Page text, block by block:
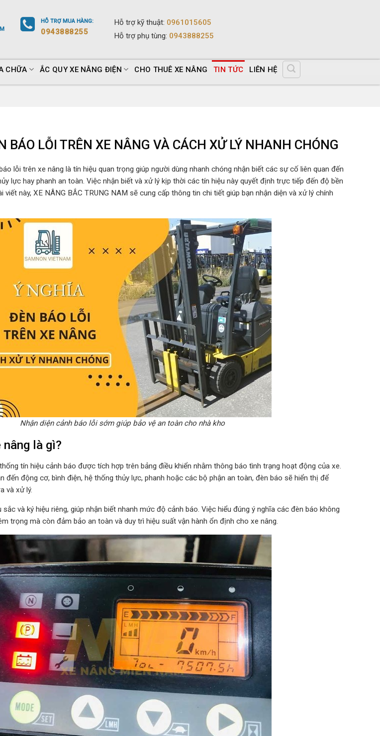
Hỗ trợ kỹ thuật: 0961015605
Hỗ trợ phụ tùng: 0943888255
HỖ TRỢMUA HÀNG:
0943888255
CHỮA ẮC QUY XE NÂNG ĐIỆN CHO THUÊ XE NÂNG TIN TỨC LIÊN HỆ
BÁO LỖI TRÊN XE NÂNG VÀ CÁCH XỬ LÝ NHANH CHÓNG
lỗi trên xe nâng là tín hiệu quan trọng giúp người dùng nhanh chóng nhận biết các sự cố liên quan đến
lực hay phanh an toàn. Việc nhận biết và xử lý kịp thời các tín hiệu này quyết định trực tiếp đến độ bền
viết này, XE NÂNG BẮC TRUNG NAM sẽ cung cấp thông tin chi tiết giúp bạn nhận diện và xử lý chính
Nhận diện cảnh báo lỗi sớm giúp bảo vệ an toàn cho nhà kho
là gì?
tín hiệu cảnh báo được tích hợp trên bảng điều khiển nhằm thông báo tình trạng hoạt động của xe.
đến động cơ, bình điện, hệ thống thủy lực, phanh hoặc các bộ phận an toàn, đèn báo sẽ hiển thị để
và xử lý.
và ký hiệu riêng, giúp nhận biết nhanh mức độ cảnh báo. Việc hiểu đúng ý nghĩa các đèn báo không
trọng mà còn đảm bảo an toàn và duy trì hiệu suất vận hành ổn định cho xe nâng.